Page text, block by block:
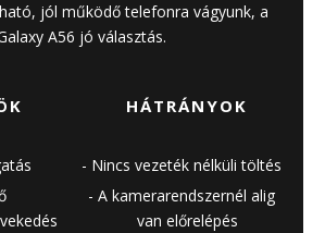
jól működő telefonra vágyunk, a
A56 jó választás.
HÁTRÁNYOK
Nincs vezeték nélküli töltés
A kamerarendszernél alig
van előrelépés